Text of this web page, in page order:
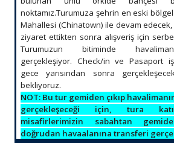
noktamız.Turumuza şehrin en eski
Mahallesi (Chinatown) ile devam edecek,
ziyaret ettikten sonra alışveriş için
Turumuzun bitiminde
gerçekleşiyor. Check/in ve Pasaport
gece yarısından sonra
bekliyoruz.
NOT: Bu tur gemiden çıkıp
gerçekleşeceği için, tura
misafirlerimizin sabahtan
doğrudan havaalanına transferi